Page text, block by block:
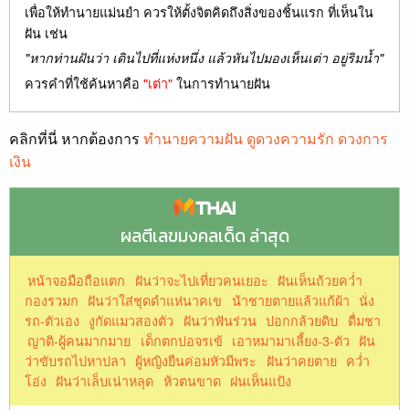
เพื่อให้ทำนายแม่นยำ ควรให้ตั้งจิตคิดถึงสิ่งของชิ้นแรก ที่เห็นใน
ฝัน เช่น
"หากท่านฝันว่า เดินไปที่แห่งหนึ่ง แล้วหันไปมองเห็นเต่า อยู่ริมน้ำ"
ควรคำที่ใช้ค้นหาคือ "เต่า"ในการทำนายฝัน
คลิกที่นี่ หากต้องการ ทำนายความฝัน ดูดวงความรัก ดวงการ
เงิน
ผลตีเลขมงคลเด็ด ล่าสุด
หน้าจอมือถือแตก ฝันว่าจะไปเที่ยวคนเยอะ ฝันเห็นถ้วยคว่ำ
กองรวมก ฝันว่าใส่ชุดดำแห่นาคเข น้าชายตายแล้วแก้ผ้า นั่ง
รถ-ตัวเอง งูกัดแมวสองตัว ฝันว่าฟันร่วน ปอกกล้วยดิบ
ดื่มชา
ญาติ-ผู้คนมากมาย เด็กตกบ่อจรเข้ เอาหมามาเลี้ยง-3-ตัว ฝัน
ว่าขับรถไปหาปลา ผู้หญิงยืนค่อมหัวมีพระ ฝันว่าคยตาย คว่ำ
โอ่ง ฝันว่าเล็บเน่าหลุด ห้วตนขาด ฝนเห็นแป้ง